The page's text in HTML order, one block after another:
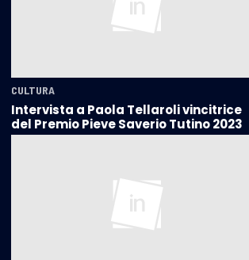
CULTURA
Intervista a Paola Tellaroli vincitrice
del Premio Pieve Saverio Tutino 2023